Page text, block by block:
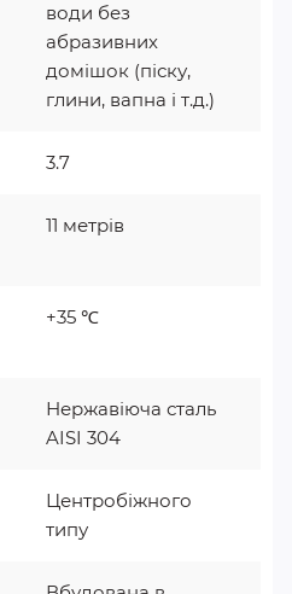
води без
абразивних
домішок (піску,
глини, вапна і т.д.)
3.7
11 метрів
+35 ℃
Нержавіюча сталь
AISI 304
Центробіжного
типу